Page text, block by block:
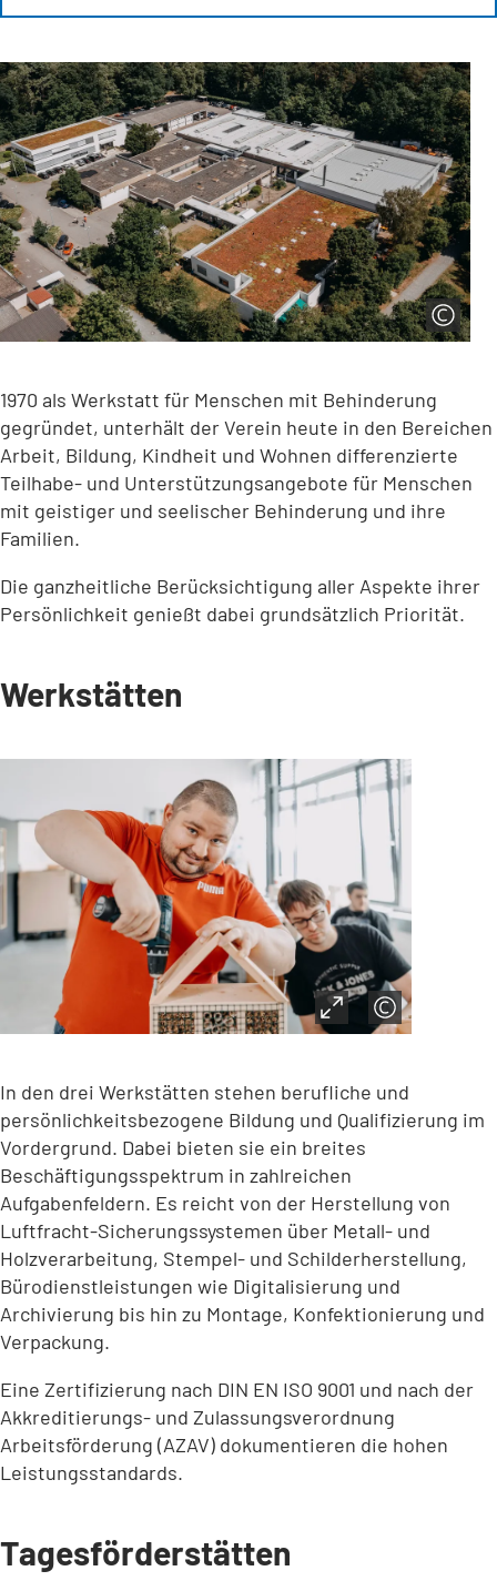
1970 als Werkstatt für Menschen mit Behinderung
gegründet, unterhält der Verein heute in den Bereichen
Arbeit, Bildung, Kindheit und Wohnen differenzierte
Teilhabe- und Unterstützungsangebote für Menschen
mit geistiger und seelischer Behinderung und ihre
Familien.
Die ganzheitliche Berücksichtigung aller Aspekte ihrer
Persönlichkeit genießt dabei grundsätzlich Priorität.
Werkstätten
In den drei Werkstätten stehen berufliche und
persönlichkeitsbezogene Bildung und Qualifizierung im
Vordergrund. Dabei bieten sie ein breites
Beschäftigungsspektrum in zahlreichen
Aufgabenfeldern. Es reicht von der Herstellung von
Luftfracht-Sicherungssystemen über Metall- und
Holzverarbeitung, Stempel- und Schilderherstellung,
Bürodienstleistungen wie Digitalisierung und
Archivierung bis hin zu Montage, Konfektionierung und
Verpackung.
Eine Zertifizierung nach DIN EN ISO 9001 und nach der
Akkreditierungs- und Zulassungsverordnung
Arbeitsförderung (AZAV) dokumentieren die hohen
Leistungsstandards.
Tagesförderstätten